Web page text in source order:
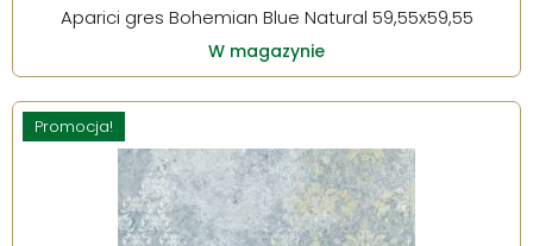
Aparici gres Bohemian Blue Natural 59,55x59,55
W magazynie
Promocja!